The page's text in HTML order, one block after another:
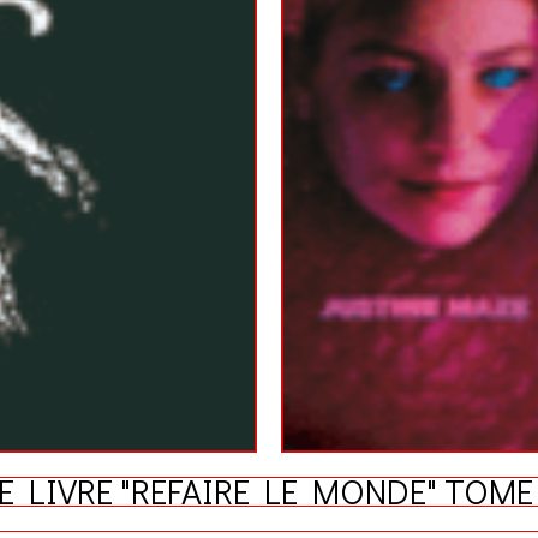
LIVRE "REFAIRE LE MONDE"